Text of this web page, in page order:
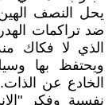
يحل النصف
ضد تراكمات
الذي لا فكاك
ويحتفظ بها
الخادع عن
نفسية وفكر